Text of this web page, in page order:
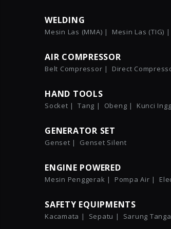
WELDING
Mesin Las (MMA) | Mesin Las (TIG) |
AIR COMPRESSOR
Belt Compressor | Direct
HAND TOOLS
Socket | Tang | Obeng | Kunci
GENERATOR SET
Genset | Genset Silent
ENGINE POWERED
Mesin Penggerak | Pompa Air |
SAFETY EQUIPMENTS
Kacamata | Sepatu | Sarung